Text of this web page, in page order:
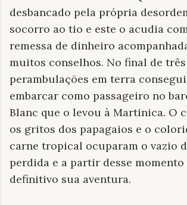
desbancado pela própria
socorro ao tio e este o acudia
remessa de dinheiro
muitos conselhos. No final de três
perambulações em terra
embarcar como passageiro no
Blanc que o levou à Martinica. O
os gritos dos papagaios e o
carne tropical ocuparam o vazio
perdida e a partir desse
definitivo sua aventura.